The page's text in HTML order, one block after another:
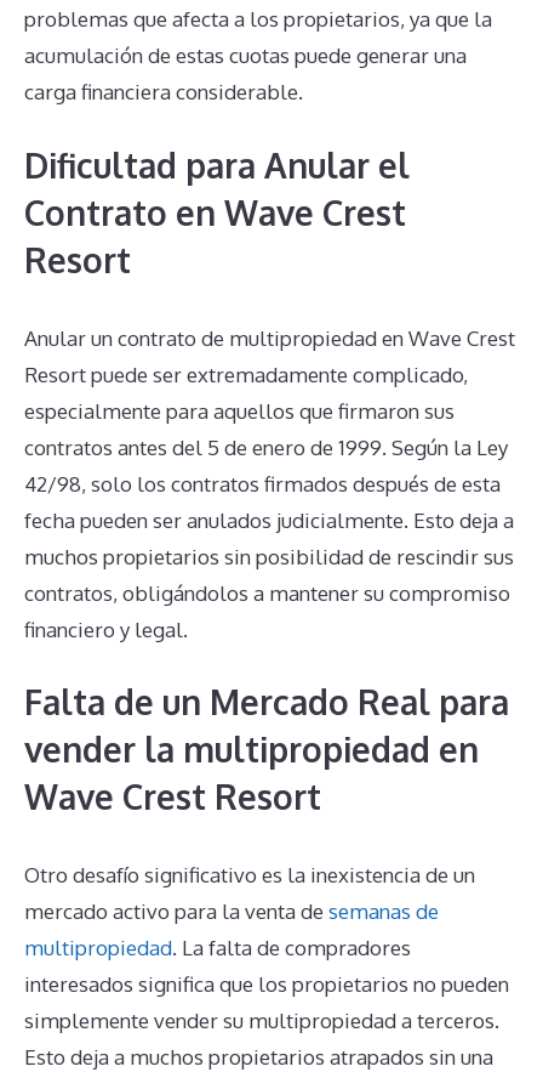
problemas que afecta a los propietarios, ya que la
acumulación de estas cuotas puede generar una
carga financiera considerable.
Dificultad para Anular el
Contrato en Wave Crest
Resort
Anular un contrato de multipropiedad en Wave Crest
Resort puede ser extremadamente complicado,
especialmente para aquellos que firmaron sus
contratos antes del 5 de enero de 1999. Según la Ley
42/98, solo los contratos firmados después de esta
fecha pueden ser anulados judicialmente. Esto deja a
muchos propietarios sin posibilidad de rescindir sus
contratos, obligándolos a mantener su compromiso
financiero y legal.
Falta de un Mercado Real para
vender la multipropiedad en
Wave Crest Resort
Otro desafío significativo es la inexistencia de un
mercado activo para la venta de semanas de
multipropiedad. La falta de compradores
interesados significa que los propietarios no pueden
simplemente vender su multipropiedad a terceros.
Esto deja a muchos propietarios atrapados sin una